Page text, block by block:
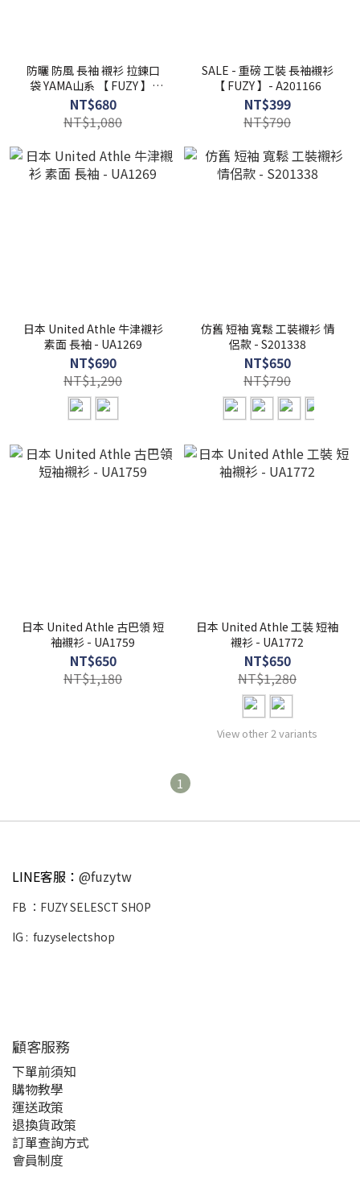
防曬 防風 長袖 襯衫 拉鍊口
袋 YAMA山系 【 FUZY 】-
A201602
NT$680
NT$1,080
SALE - 重磅 工裝 長袖襯衫
【 FUZY 】- A201166
NT$399
NT$790
日本 United Athle 牛津襯衫
素面 長袖 - UA1269
NT$690
NT$1,290
仿舊 短袖 寬鬆 工裝襯衫 情
侶款 - S201338
NT$650
NT$790
日本 United Athle 古巴領 短
袖襯衫 - UA1759
NT$650
NT$1,180
日本 United Athle 工裝 短袖
襯衫 - UA1772
NT$650
NT$1,280
View other 2 variants
1
LINE客服： @fuzytw
FB ： FUZY SELESCT SHOP
IG : fuzyselectshop
顧客服務
下單前須知
購物教學
運送政策
退換貨政策
訂單查詢方式
會員制度